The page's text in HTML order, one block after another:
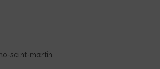
saint-martin